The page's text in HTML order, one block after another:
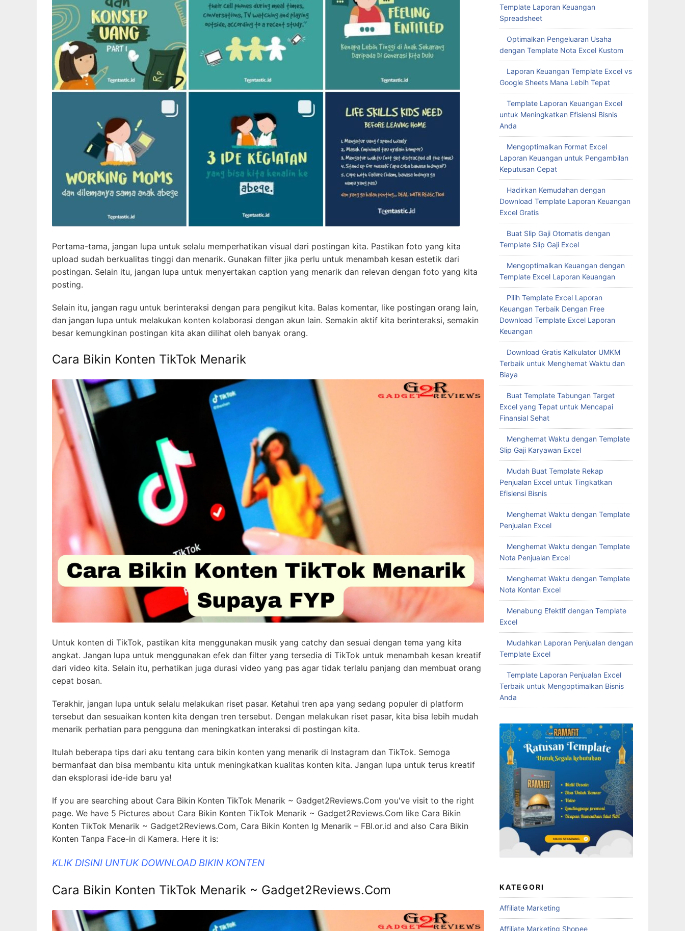
Pertama-tama, jangan lupa untuk selalu memperhatikan visual dari postingan kita. Pastikan foto yang kita
upload sudah berkualitas tinggi dan menarik. Gunakan filter jika perlu untuk menambah kesan estetik dari
postingan. Selain itu, jangan lupa untuk menyertakan caption yang menarik dan relevan dengan foto yang kita
posting.
Selain itu, jangan ragu untuk berinteraksi dengan para pengikut kita. Balas komentar, like postingan orang lain,
dan jangan lupa untuk melakukan konten kolaborasi dengan akun lain. Semakin aktif kita berinteraksi, semakin
besar kemungkinan postingan kita akan dilihat oleh banyak orang.
Cara Bikin Konten TikTok Menarik
Untuk konten di TikTok, pastikan kita menggunakan musik yang catchy dan sesuai dengan tema yang kita
angkat. Jangan lupa untuk menggunakan efek dan filter yang tersedia di TikTok untuk menambah kesan kreatif
dari video kita. Selain itu, perhatikan juga durasi video yang pas agar tidak terlalu panjang dan membuat orang
cepat bosan.
Terakhir, jangan lupa untuk selalu melakukan riset pasar. Ketahui tren apa yang sedang populer di platform
tersebut dan sesuaikan konten kita dengan tren tersebut. Dengan melakukan riset pasar, kita bisa lebih mudah
menarik perhatian para pengguna dan meningkatkan interaksi di postingan kita.
Itulah beberapa tips dari aku tentang cara bikin konten yang menarik di Instagram dan TikTok. Semoga
bermanfaat dan bisa membantu kita untuk meningkatkan kualitas konten kita. Jangan lupa untuk terus kreatif
dan eksplorasi ide-ide baru ya!
If you are searching about Cara Bikin Konten TikTok Menarik ~ Gadget2Reviews.Com you've visit to the right
page. We have 5 Pictures about Cara Bikin Konten TikTok Menarik ~ Gadget2Reviews.Com like Cara Bikin
Konten TikTok Menarik ~ Gadget2Reviews.Com, Cara Bikin Konten Ig Menarik – FBI.or.id and also Cara Bikin
Konten Tanpa Face-in di Kamera. Here it is:
KLIK DISINI UNTUK DOWNLOAD BIKIN KONTEN
Cara Bikin Konten TikTok Menarik ~ Gadget2Reviews.Com
Template Laporan Keuangan
Spreadsheet
Optimalkan Pengeluaran Usaha
dengan Template Nota Excel Kustom
Laporan Keuangan Template Excel vs
Google Sheets Mana Lebih Tepat
Template Laporan Keuangan Excel
untuk Meningkatkan Efisiensi Bisnis
Anda
Mengoptimalkan Format Excel
Laporan Keuangan untuk Pengambilan
Keputusan Cepat
Hadirkan Kemudahan dengan
Download Template Laporan Keuangan
Excel Gratis
Buat Slip Gaji Otomatis dengan
Template Slip Gaji Excel
Mengoptimalkan Keuangan dengan
Template Excel Laporan Keuangan
Pilih Template Excel Laporan
Keuangan Terbaik Dengan Free
Download Template Excel Laporan
Keuangan
Download Gratis Kalkulator UMKM
Terbaik untuk Menghemat Waktu dan
Biaya
Buat Template Tabungan Target
Excel yang Tepat untuk Mencapai
Finansial Sehat
Menghemat Waktu dengan Template
Slip Gaji Karyawan Excel
Mudah Buat Template Rekap
Penjualan Excel untuk Tingkatkan
Efisiensi Bisnis
Menghemat Waktu dengan Template
Penjualan Excel
Menghemat Waktu dengan Template
Nota Penjualan Excel
Menghemat Waktu dengan Template
Nota Kontan Excel
Menabung Efektif dengan Template
Excel
Mudahkan Laporan Penjualan dengan
Template Excel
Template Laporan Penjualan Excel
Terbaik untuk Mengoptimalkan Bisnis
Anda
KATEGORI
Affiliate Marketing
Affiliate Marketing Shopee